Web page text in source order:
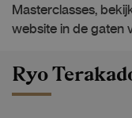
Masterclasses,
website in de gaten
Ryo